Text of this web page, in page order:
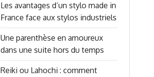
Les avantages d’un stylo made in
France face aux stylos industriels
Une parenthèse en amoureux
dans une suite hors du temps
Reiki ou Lahochi : comment